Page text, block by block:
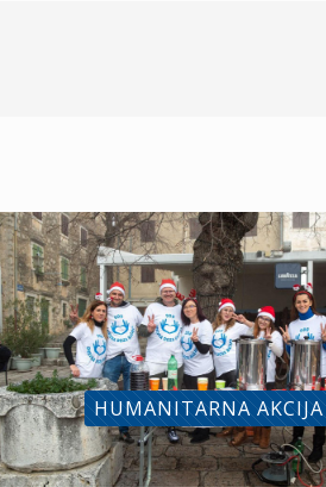
HUMANITARNA AKCIJA